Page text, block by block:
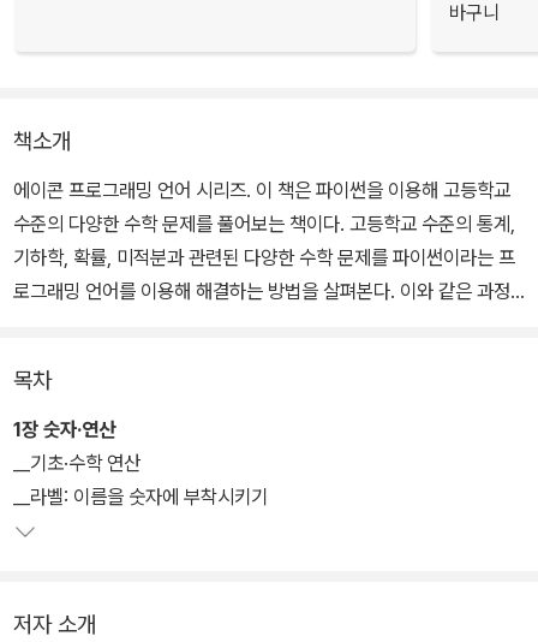
바구니
책소개
에이콘 프로그래밍 언어 시리즈. 이 책은 파이썬을 이용해 고등학교
수준의 다양한 수학 문제를 풀어보는 책이다. 고등학교 수준의 통계,
기하학, 확률, 미적분과 관련된 다양한 수학 문제를 파이썬이라는 프
로그래밍 언어를 이용해 해결하는 방법을 살펴본다. 이와 같은 과정
데이터에 대한 통계값을 계산하고, 이를 그래프, 막대차트, 산점도로
가시화할 수 있으며, 동전 던지기, 주사위 던지기 등과 같은 놀이를 통
해 확률 이론과 프로그램을 이해할 수 있다. 또한, 파이썬의 기호 수학
함수를 사용해 대수학 문제를 풀거나, 기하학 형상을 그려보며 다양
목차
1장 숫자·연산
__기초·수학 연산
__라벨: 이름을 숫자에 부착시키기
저자 소개